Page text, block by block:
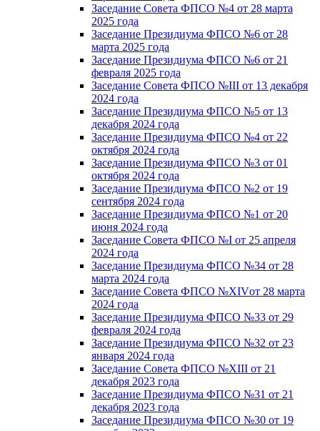
Заседание Совета ФПСО №4 от 28 марта
2025 года
Заседание Президиума ФПСО №6 от 28
марта 2025 года
Заседание Президиума ФПСО №6 от 21
февраля 2025 года
Заседание Совета ФПСО №III от 13 декабря
2024 года
Заседание Президиума ФПСО №5 от 13
декабря 2024 года
Заседание Президиума ФПСО №4 от 22
октября 2024 года
Заседание Президиума ФПСО №3 от 01
октября 2024 года
Заседание Президиума ФПСО №2 от 19
сентября 2024 года
Заседание Президиума ФПСО №1 от 20
июня 2024 года
Заседание Совета ФПСО №I от 25 апреля
2024 года
Заседание Президиума ФПСО №34 от 28
марта 2024 года
Заседание Совета ФПСО №XIVот 28 марта
2024 года
Заседание Президиума ФПСО №33 от 29
февраля 2024 года
Заседание Президиума ФПСО №32 от 23
января 2024 года
Заседание Совета ФПСО №XIII от 21
декабря 2023 года
Заседание Президиума ФПСО №31 от 21
декабря 2023 года
Заседание Президиума ФПСО №30 от 19